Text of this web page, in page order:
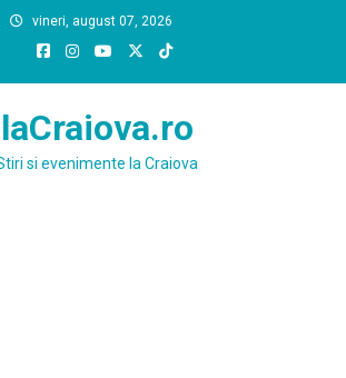
vineri, august 07, 2026
laCraiova.ro
si evenimente la Craiova